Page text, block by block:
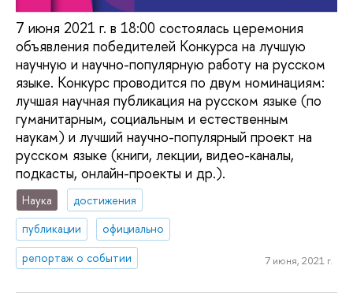
7 июня 2021 г. в 18:00 состоялась церемония
объявления победителей Конкурса на лучшую
научную и научно-популярную работу на русском
языке. Конкурс проводится по двум номинациям:
лучшая научная публикация на русском языке (по
гуманитарным, социальным и естественным
наукам) и лучший научно-популярный проект на
русском языке (книги, лекции, видео-каналы,
подкасты, онлайн-проекты и др.).
Наука
достижения
публикации
официально
репортаж о событии
7 июня, 2021 г.